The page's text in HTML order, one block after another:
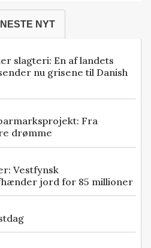
NYT
slagteri: En af landets
nu grisene til Danish
Fra
drømme
Vestfynsk
jord for 85 millioner